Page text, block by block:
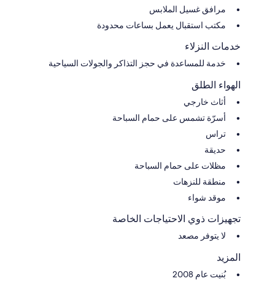
مرافق غسيل الملابس
مكتب استقبال يعمل بساعات محدودة
خدمات النزلاء
خدمة للمساعدة في حجز التذاكر والجولات السياحية
الهواء الطلق
أثاث خارجي
أسرّة تشمس على حمام السباحة
تراس
حديقة
مظلات على حمام السباحة
منطقة للنزهات
موقد شواء
تجهيزات ذوي الاحتياجات الخاصة
لا يتوفر مصعد
المزيد
بُنيت عام 2008